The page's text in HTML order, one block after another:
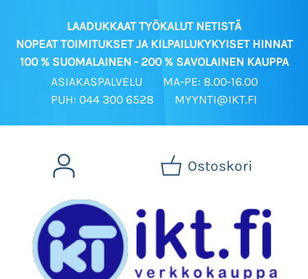
LAADUKKAAT TYÖKALUT NETISTÄ
NOPEAT TOIMITUKSET JA KILPAILUKYKYISET HINNAT
100 % SUOMALAINEN - 200 % SAVOLAINEN KAUPPA
ASIAKASPALVELU
MA-PE: 8.00-16.00
PUH: 044 300 6528
MYYNTI@IKT.FI
Ostoskori